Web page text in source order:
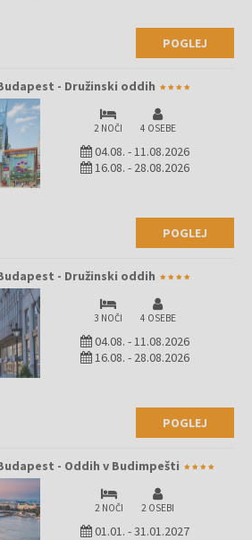
POGLEJ
- Družinski oddih
2 NOČI 4 OSEBE
04.08. -11.08.2026
16.08. - 28.08.2026
POGLEJ
- Družinski oddih
3 NOČI 4 OSEBE
04.08. -11.08.2026
16.08. - 28.08.2026
POGLEJ
- Oddih v Budimpešti
2 NOČI 2 OSEBI
01.01. -31.01.2027